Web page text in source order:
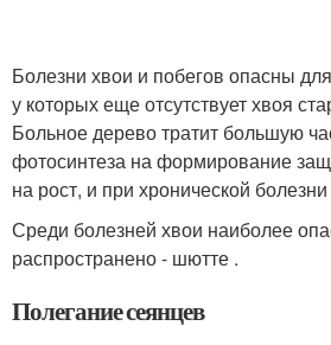
Болезни хвои и побегов опасны
у которых еще отсутствует хвоя
Больное дерево тратит большую
фотосинтеза на формирование
на рост, и при хронической
Среди болезней хвои наиболее
распространено - шютте .
Полегание сеянцев